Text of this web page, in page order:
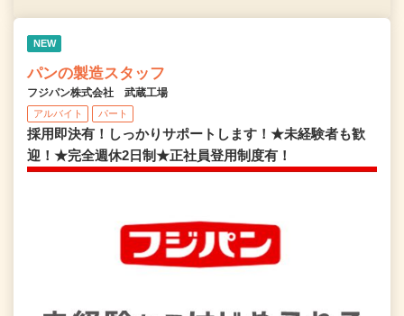
NEW
パンの製造スタッフ
フジパン株式会社 武蔵工場
アルバイト パート
採用即決有！しっかりサポートします！★未経験者も歓
迎！★完全週休2日制★正社員登用制度有！